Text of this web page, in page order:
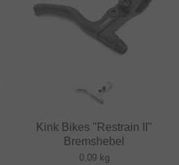
Kink Bikes "Restrain II"
Bremshebel
0.09 kg